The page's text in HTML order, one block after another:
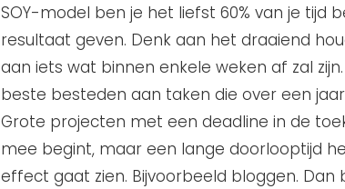
SOY-model ben je het liefst 60% van je tijd
resultaat geven. Denk aan het draaiend
aan iets wat binnen enkele weken af zal
beste besteden aan taken die over een
Grote projecten met een deadline in de
mee begint, maar een lange doorlooptijd
effect gaat zien. Bijvoorbeeld bloggen. Dan